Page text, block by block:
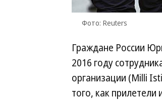
Фото: Reuters
Граждане России
2016 году
организации (Milli
того, как